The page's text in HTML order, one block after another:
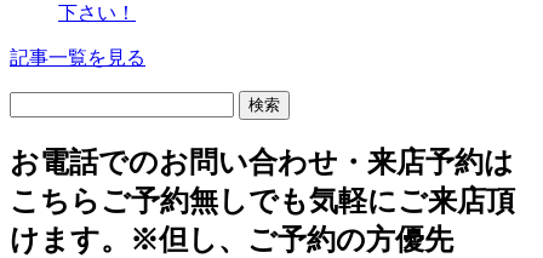
下さい！
記事一覧を見る
お電話でのお問い合わせ・ 来店予約は
こちらご予約無しでも気軽にご来店頂
けます。
※但し、ご予約の方優先